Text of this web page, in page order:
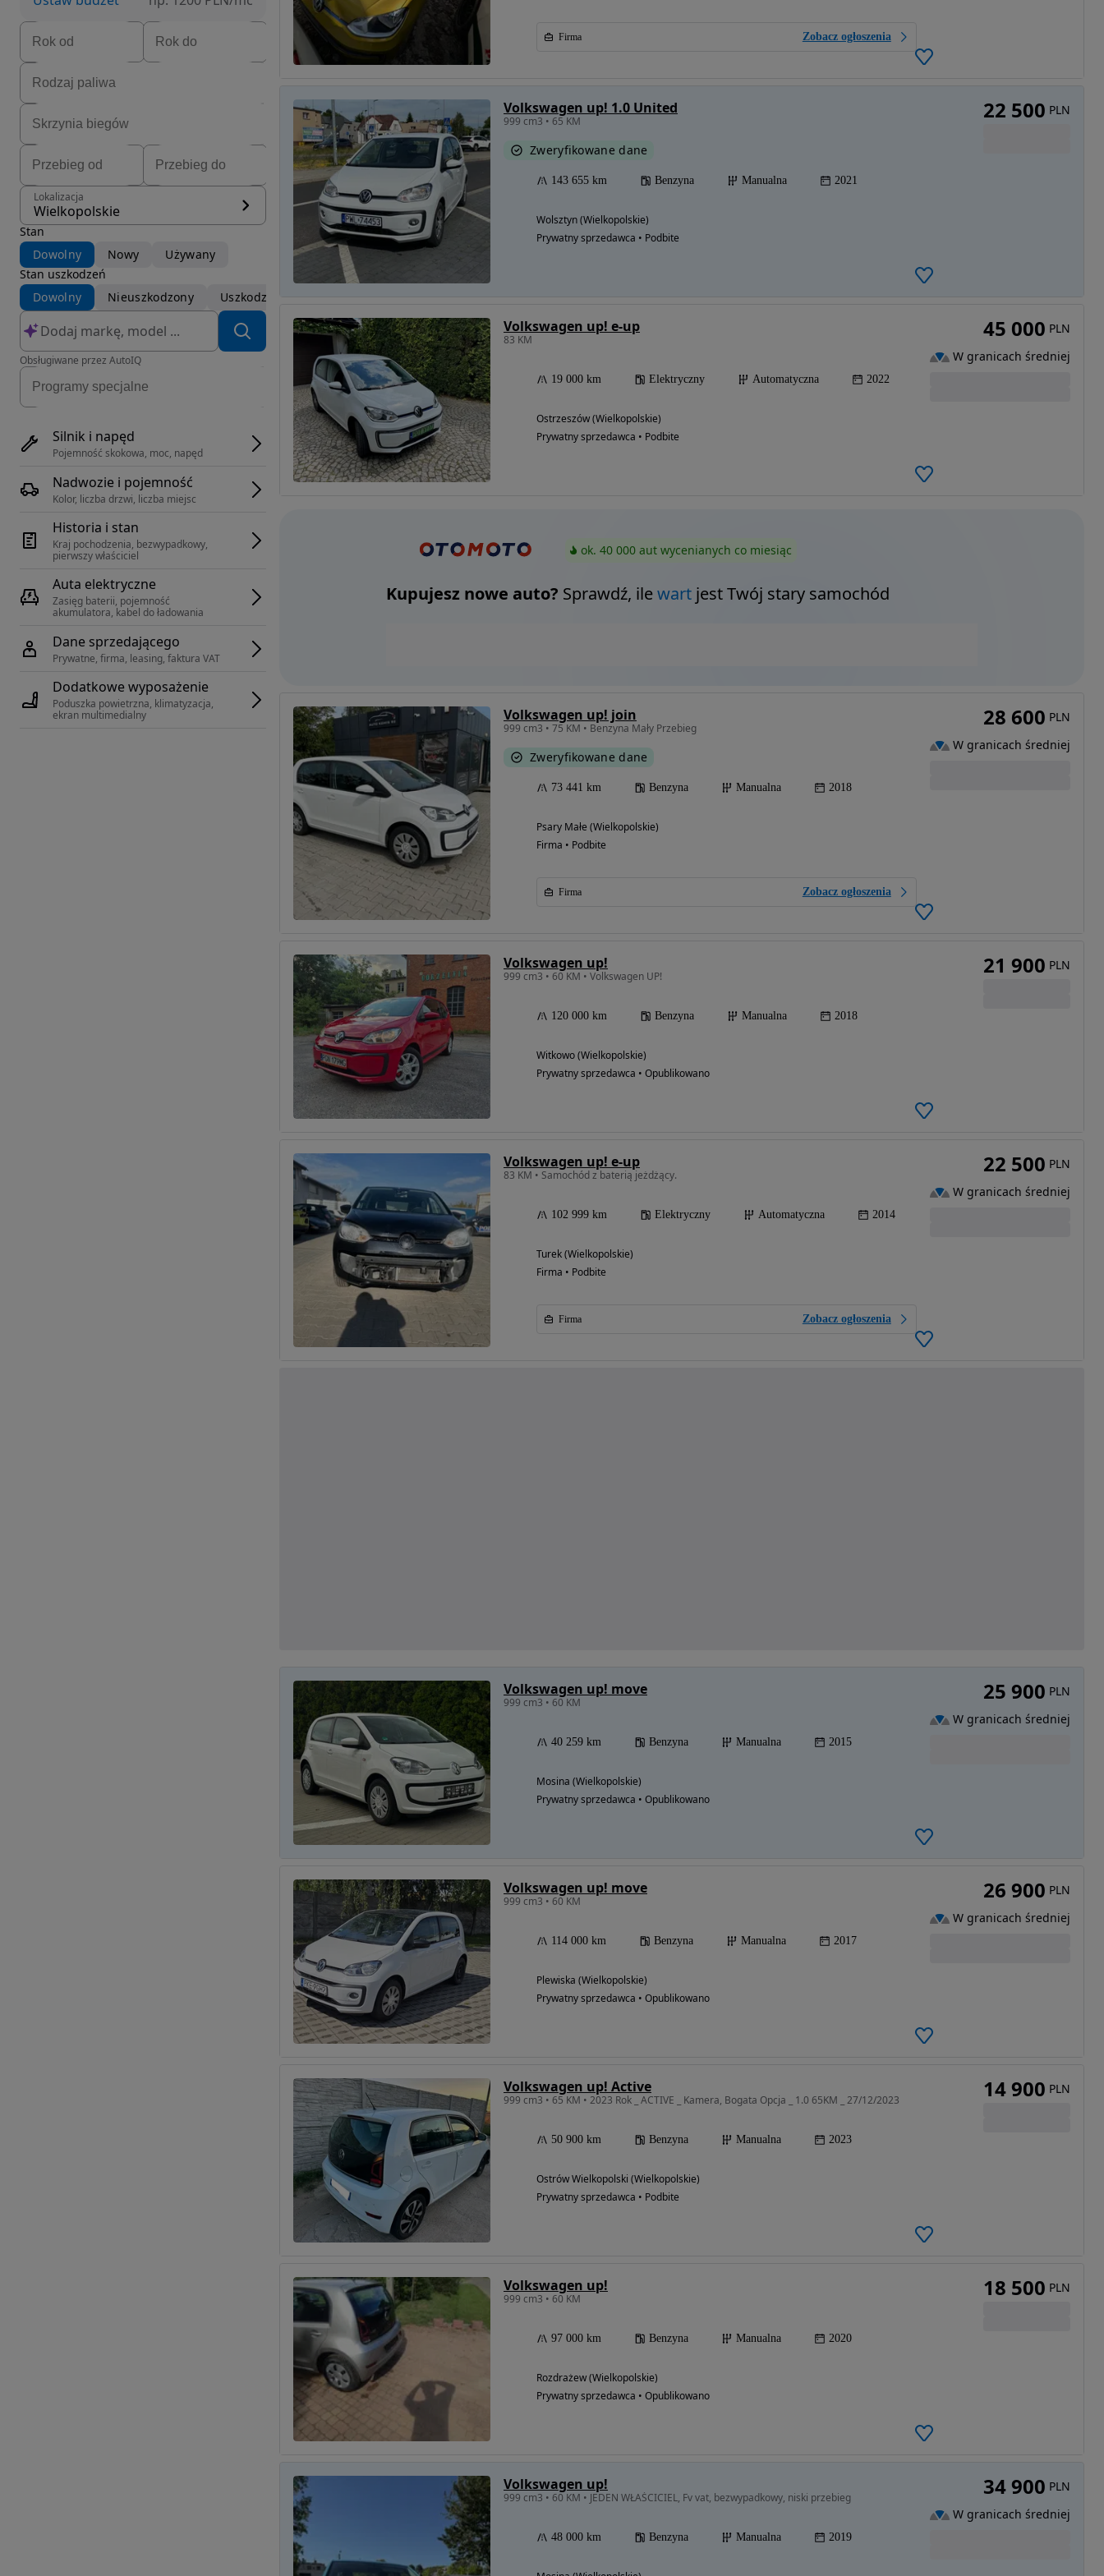
Lokalizacja
Wielkopolskie
Stan
Dowolny
Nowy
Używany
Stan uszkodzeń
Dowolny
Nieuszkodzony Uszkodzony
Obsługiwane przez AutoIQ
Silnik i napęd
Pojemność skokowa, moc, napęd
Nadwozie i pojemność
Kolor, liczba drzwi, liczba miejsc
Historia i stan
Kraj pochodzenia, bezwypadkowy,
pierwszy właściciel
Auta elektryczne
Zasięg baterii, pojemność
akumulatora, kabel do ładowania
Dane sprzedającego
Prywatne, firma, leasing, faktura VAT
Dodatkowe wyposażenie
Poduszka powietrzna, klimatyzacja,
ekran multimedialny
Firma Zobacz ogłoszenia
Volkswagen up! 1.0 United
999 cm3 • 65 KM
Zweryfikowane dane
143 655 km Benzyna Manualna 2021
Wolsztyn (Wielkopolskie)
Prywatny sprzedawca • Podbite
22 500 PLN
Volkswagen up! e-up
83 KM
19 000 km Elektryczny Automatyczna 2022
Ostrzeszów (Wielkopolskie)
Prywatny sprzedawca • Podbite
45 000 PLN
W granicach średniej
ok. 40 000 aut wycenianych co miesiąc
Kupujesz nowe auto? Sprawdź, ilewartjest Twój stary samochód
Volkswagen up! join
999 cm3 • 75 KM • Benzyna Mały Przebieg
Zweryfikowane dane
73 441 km Benzyna Manualna 2018
Psary Małe (Wielkopolskie)
Firma • Podbite
Firma Zobacz ogłoszenia
28 600 PLN
W granicach średniej
Volkswagen up!
999 cm3 • 60 KM • Volkswagen UP!
120 000 km Benzyna Manualna 2018
Witkowo (Wielkopolskie)
Prywatny sprzedawca • Opublikowano
21 900 PLN
Volkswagen up! e-up
83 KM • Samochód z baterią jeżdżący.
102 999 km Elektryczny Automatyczna 2014
Turek (Wielkopolskie)
Firma • Podbite
Firma Zobacz ogłoszenia
22 500 PLN
W granicach średniej
Volkswagen up! move
999 cm3 • 60 KM
40 259 km Benzyna Manualna 2015
Mosina (Wielkopolskie)
Prywatny sprzedawca • Opublikowano
25 900 PLN
W granicach średniej
Volkswagen up! move
999 cm3 • 60 KM
114 000 km Benzyna Manualna 2017
Plewiska (Wielkopolskie)
Prywatny sprzedawca • Opublikowano
26 900 PLN
W granicach średniej
Volkswagen up! Active
999 cm3 • 65 KM • 2023 Rok _ ACTIVE _ Kamera, Bogata Opcja _ 1.0 65KM _ 27/12/2023
50 900 km Benzyna Manualna 2023
Ostrów Wielkopolski (Wielkopolskie)
Prywatny sprzedawca • Podbite
14 900 PLN
Volkswagen up!
999 cm3 • 60 KM
97 000 km Benzyna Manualna 2020
Rozdrażew (Wielkopolskie)
Prywatny sprzedawca • Opublikowano
18 500 PLN
Volkswagen up!
999 cm3 • 60 KM • JEDEN WŁAŚCICIEL, Fv vat, bezwypadkowy, niski przebieg
48 000 km Benzyna Manualna 2019
34 900 PLN
W granicach średniej